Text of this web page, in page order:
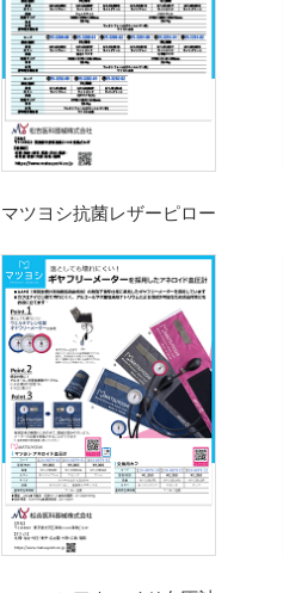
マツヨシ抗菌レザーピロー